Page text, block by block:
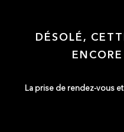
DÉSOLÉ,
La prise de rendez-vous